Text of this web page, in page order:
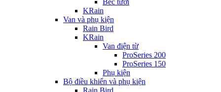
Béc tưới
KRain
Van và phụ kiện
Rain Bird
KRain
Van điện từ
ProSeries 200
ProSeries 150
Phụ kiện
Bộ điều khiển và phụ kiện
Rain Bird